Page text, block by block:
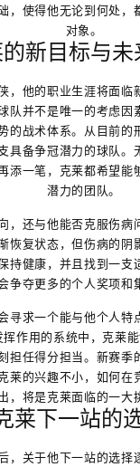
，使得他无论到何处，
对象。
新目标与未
，他的职业生涯将面临
队并不是唯一的考虑因
的战术体系。从目前的
具备争冠潜力的球队。
添一笔，克莱都希望能
潜力的团队。
，还与他能否克服伤病
恢复状态，但伤病的阴
持健康，并且找到一支
争夺更多的个人奖项和
寻求一个能与他个人特
作用的系统中，克莱
担任得分担当。新赛季
莱的兴趣不小，如何在
，将是克莱面临的一大
莱下一站的
，关于他下一站的选择